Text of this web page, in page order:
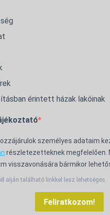
érintett házak lakóinak
személyes adataim
részletezetteknek megfelelően.
visszavonására bármikor
alján található linkkel lesz lehetséges.
Feliratkozom!